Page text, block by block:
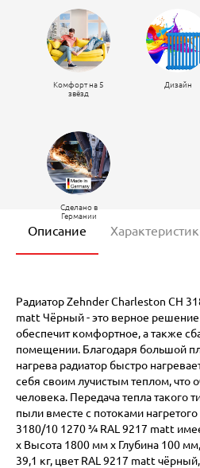
Комфорт на 5
звёзд
Дизайн
Сделано в
Германии
Описание
Радиатор Zehnder Charleston CH
matt Чёрный - это верное
обеспечит комфортное, а также
помещении. Благодаря большой
нагрева радиатор быстро
себя своим лучистым теплом, что
человека. Передача тепла такого
пыли вместе с потоками нагретого
3180/10 1270 ¾ RAL 9217 matt
х Высота 1800 мм х Глубина 100
39,1 кг, цвет RAL 9217 matt